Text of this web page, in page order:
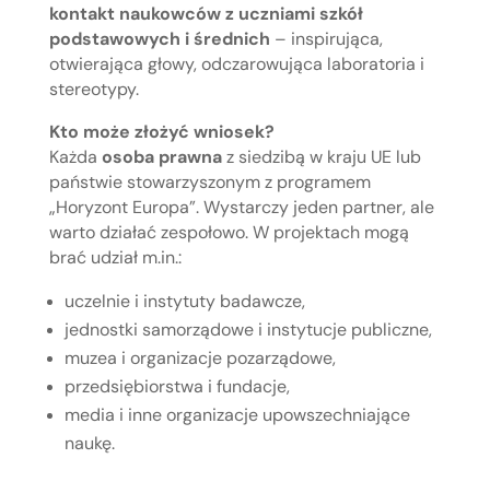
kontakt naukowców z uczniami szkół
podstawowych i średnich – inspirująca,
otwierająca głowy, odczarowująca laboratoria i
stereotypy.
Kto może złożyć wniosek?
Każda osoba prawnaz siedzibą w kraju UE lub
państwie stowarzyszonym z programem
„Horyzont Europa”. Wystarczy jeden partner, ale
warto działać zespołowo. W projektach mogą
brać udział m.in.:
uczelnie i instytuty badawcze,
jednostki samorządowe i instytucje publiczne,
muzea i organizacje pozarządowe,
przedsiębiorstwa i fundacje,
media i inne organizacje upowszechniające
naukę.